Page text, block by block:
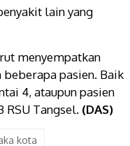
lain yang
menyempatkan
pasien. Baik
4, ataupun pasien
RSU Tangsel. (DAS)
kota